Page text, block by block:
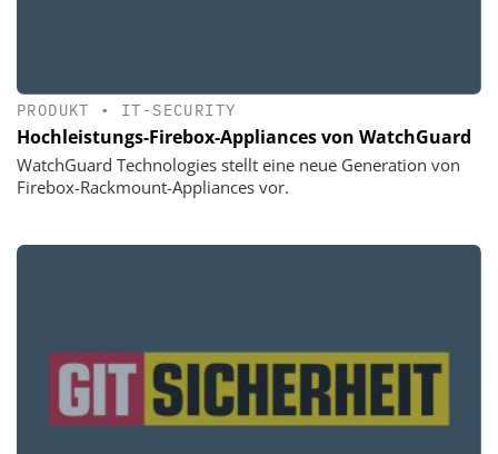
PRODUKT • IT-SECURITY
Hochleistungs-Firebox-Appliances von WatchGuard
WatchGuard Technologies stellt eine neue Generation von
Firebox-Rackmount-Appliances vor.